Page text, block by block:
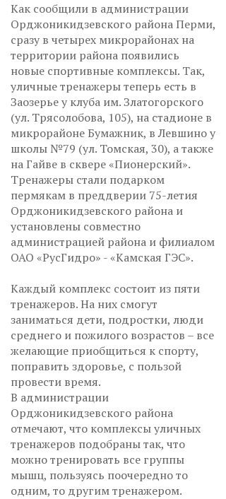
Как сообщили в администрации
Орджоникидзевского района Перми,
сразу в четырех микрорайонах на
территории района появились
новые спортивные комплексы. Так,
уличные тренажеры теперь есть в
Заозерье у клуба им. Златогорского
(ул. Трясолобова, 105), на стадионе в
микрорайоне Бумажник, в Левшино у
школы №79 (ул. Томская, 30), а также
на Гайве в сквере «Пионерский».
Тренажеры стали подарком
пермякам в преддверии 75-летия
Орджоникидзевского района и
установлены совместно
администрацией района и филиалом
ОАО «РусГидро» - «Камская ГЭС».
Каждый комплекс состоит из пяти
тренажеров. На них смогут
заниматься дети, подростки, люди
среднего и пожилого возрастов – все
желающие приобщиться к спорту,
поправить здоровье, с пользой
провести время.
В администрации
Орджоникидзевского района
отмечают, что комплексы уличных
тренажеров подобраны так, что
можно тренировать все группы
мышц, пользуясь поочередно то
одним, то другим тренажером.